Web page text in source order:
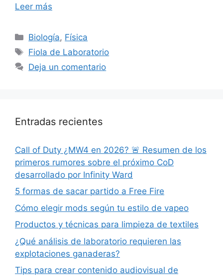
Leer más
Categorías
Biología, Física
Etiquetas
Fiola de Laboratorio
Deja un comentario
Entradas recientes
Call of Duty ¿MW4 en 2026? 🚨 Resumen de los
primeros rumores sobre el próximo CoD
desarrollado por Infinity Ward
5 formas de sacar partido a Free Fire
Cómo elegir mods según tu estilo de vapeo
Productos y técnicas para limpieza de textiles
¿Qué análisis de laboratorio requieren las
explotaciones ganaderas?
Tips para crear contenido audiovisual de